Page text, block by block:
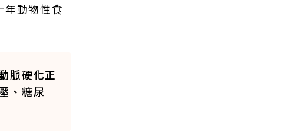
動物性食
脈硬化正
、糖尿